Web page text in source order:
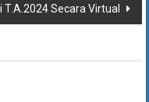
Secara Virtual